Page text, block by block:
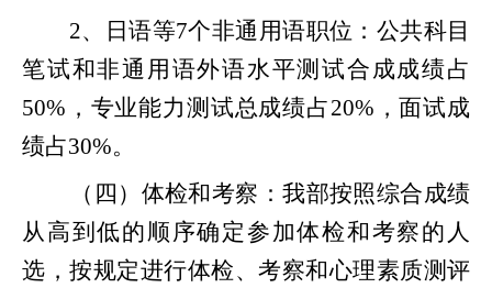
2、日语等7个非通用语职位：公共科目
笔试和非通用语外语水平测试合成成绩占
50%，专业能力测试总成绩占20%，面试成
绩占30%。
（四）体检和考察：我部按照综合成绩
从高到低的顺序确定参加体检和考察的人
选，按规定进行体检、考察和心理素质测评